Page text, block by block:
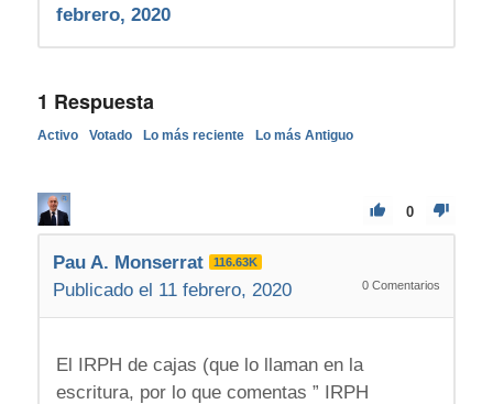
febrero, 2020
1 Respuesta
Activo Votado Lo más reciente Lo más Antiguo
0
Pau A. Monserrat 116.63K
Publicado el 11 febrero, 2020 0 Comentarios
El IRPH de cajas (que lo llaman en la
escritura, por lo que comentas ” IRPH